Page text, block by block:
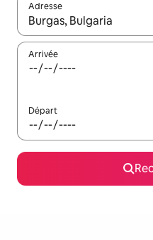
Adresse
Lorsque les résultats
Arrivée
Départ